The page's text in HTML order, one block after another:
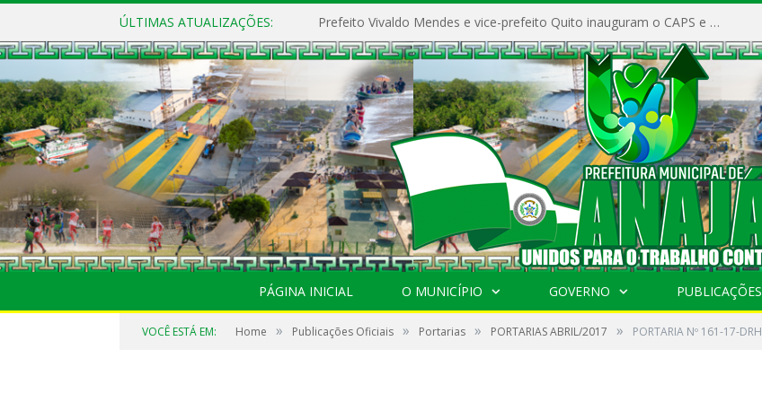
ÚLTIMAS ATUALIZAÇÕES: Prefeito Vivaldo Mendes e vice-prefeito Quito inauguram o CAPS e fortalecem a saúde pública em Anajás.
PÁGINA INICIAL O MUNICÍPIO GOVERNO PUBLICAÇÕES
VOCÊ ESTÁ EM: Home » Publicações Oficiais » Portarias » PORTARIAS ABRIL/2017 » PORTARIA Nº 161-17-DRH